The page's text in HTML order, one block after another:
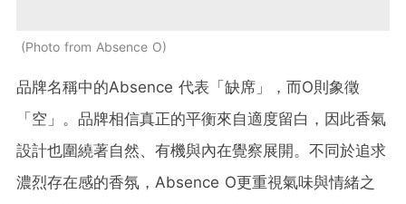
Photo from Absence O
品牌名稱中的Absence 代表「缺席」，而O則象徵
「空」。品牌相信真正的平衡來自適度留白，因此香氣
設計也圍繞著自然、有機與內在覺察展開。不同於追求
濃烈存在感的香氛，Absence O更重視氣味與情緒之